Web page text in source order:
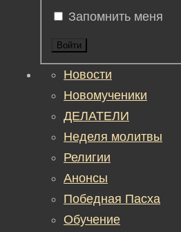
Запомнить меня
Войти
Новости
Новомученики
ДЕЛАТЕЛИ
Неделя молитвы
Религии
Анонсы
Победная Пасха
Обучение